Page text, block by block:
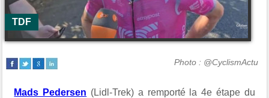
TDF
Photo : @CyclismActu
Mads Pedersen (Lidl-Trek) a remporté la 4e étape du